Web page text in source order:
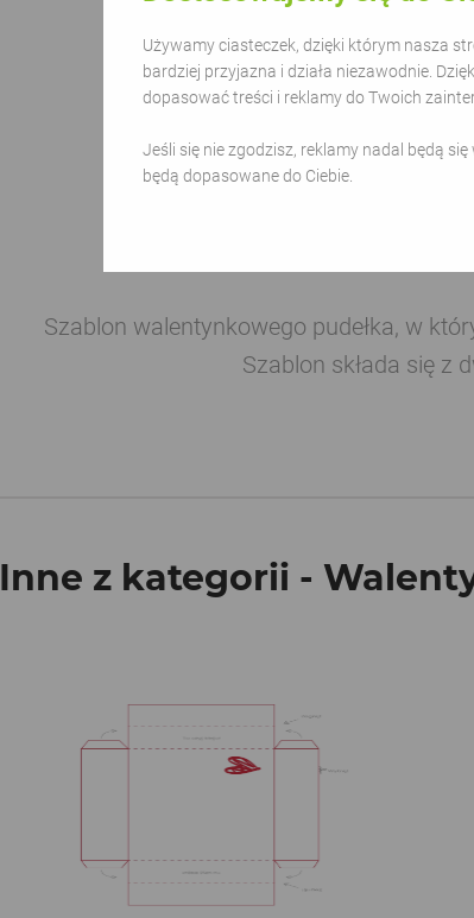
Używamy ciasteczek, dzięki którym nasza
bardziej przyjazna i działa niezawodnie.
dopasować treści i reklamy do Twoich
Jeśli się nie zgodzisz, reklamy nadal będą
będą dopasowane do Ciebie.
Szablon walentynkowego pudełka, w
Szablon składa się z
Inne z kategorii -